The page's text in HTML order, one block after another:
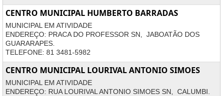
CENTRO MUNICIPAL HUMBERTO BARRADAS
MUNICIPAL EM ATIVIDADE
ENDEREÇO: PRACA DO PROFESSOR SN, JABOATÃO DOS
GUARARAPES.
TELEFONE: 81 3481-5982
CENTRO MUNICIPAL LOURIVAL ANTONIO SIMOES
MUNICIPAL EM ATIVIDADE
ENDEREÇO: RUA LOURIVAL ANTONIO SIMOES SN, CALUMBI.